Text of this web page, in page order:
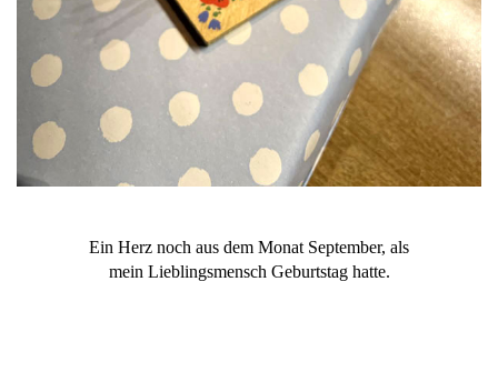
Ein Herz noch aus dem Monat September, als
mein Lieblingsmensch Geburtstag hatte.